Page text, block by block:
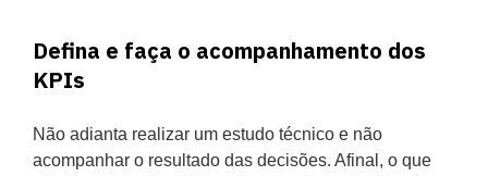
Defina e faça o acompanhamento dos
KPIs
‍Não adianta realizar um estudo técnico e não
acompanhar o resultado das decisões. Afinal, o que